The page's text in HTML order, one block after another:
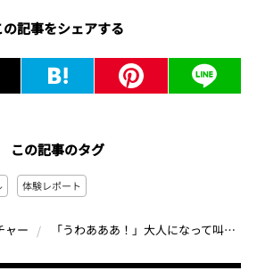
の記事をシェアする
この記事のタグ
体験レポート
ャー 「うわあああ！」大人になって叫んだことある？千葉・ららアリーナの熱狂から船橋のディープな夜へ…Bリーグ観戦の“沼”が深すぎる